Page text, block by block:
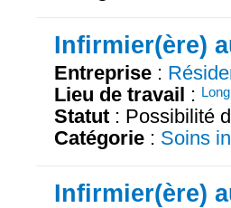
Infirmier(ère)
Entreprise :
Lieu de travail :
Statut : Possibilité
Catégorie : Soins
Infirmier(ère)